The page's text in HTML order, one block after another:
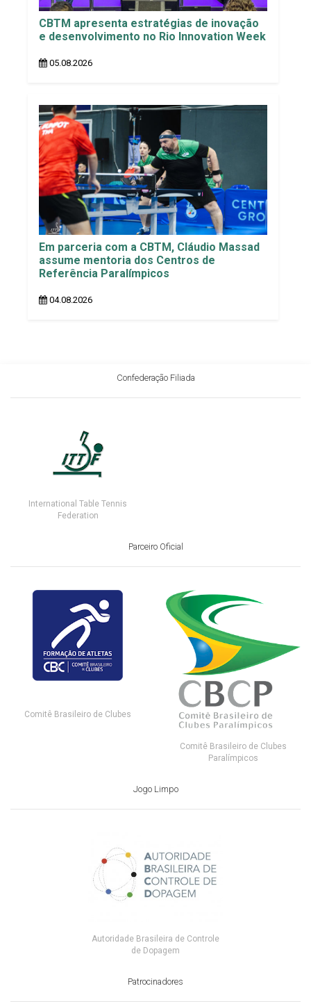
CBTM apresenta estratégias de inovação
e desenvolvimento no Rio Innovation Week
05.08.2026
Em parceria com a CBTM, Cláudio Massad
assume mentoria dos Centros de
Referência Paralímpicos
04.08.2026
Confederação Filiada
International Table Tennis
Federation
Parceiro Oficial
Comitê Brasileiro de Clubes
Comitê Brasileiro de Clubes
Paralímpicos
Jogo Limpo
Autoridade Brasileira de Controle
de Dopagem
Patrocinadores